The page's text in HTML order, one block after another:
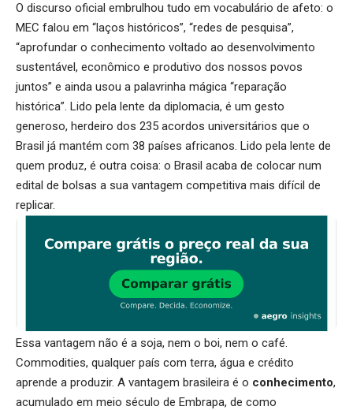
O discurso oficial embrulhou tudo em vocabulário de afeto: o
MEC falou em “laços históricos”, “redes de pesquisa”,
“aprofundar o conhecimento voltado ao desenvolvimento
sustentável, econômico e produtivo dos nossos povos
juntos” e ainda usou a palavrinha mágica “reparação
histórica”. Lido pela lente da diplomacia, é um gesto
generoso, herdeiro dos 235 acordos universitários que o
Brasil já mantém com 38 países africanos. Lido pela lente de
quem produz, é outra coisa: o Brasil acaba de colocar num
edital de bolsas a sua vantagem competitiva mais difícil de
replicar.
Essa vantagem não é a soja, nem o boi, nem o café.
Commodities, qualquer país com terra, água e crédito
aprende a produzir. A vantagem brasileira é o conhecimento,
acumulado em meio século de Embrapa, de como